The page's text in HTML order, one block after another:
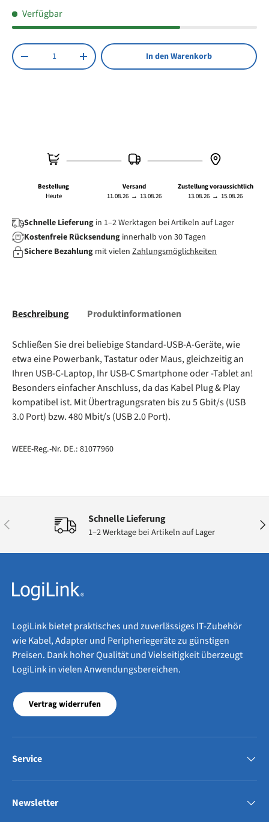
Stromversorgung (USB 2.0)
Flachkabelversion
Verfügbar
Anzahl
Menge verringernMenge erhöhen In den Warenkorb
Bestellung
Heute
Versand
11.08.26 → 13.08.26
Zustellung voraussichtlich
13.08.26 → 15.08.26
Schnelle Lieferung in 1–2 Werktagen bei Artikeln auf Lager
Kostenfreie Rücksendung innerhalb von 30 Tagen
Sichere Bezahlung mit vielen Zahlungsmöglichkeiten
Beschreibung Produktinformationen
Schließen Sie drei beliebige Standard-USB-A-Geräte, wie
etwa eine Powerbank, Tastatur oder Maus, gleichzeitig an
Ihren USB-C-Laptop, Ihr USB-C Smartphone oder -Tablet an!
Besonders einfacher Anschluss, da das Kabel Plug & Play
kompatibel ist. Mit Übertragungsraten bis zu 5 Gbit/s (USB
3.0 Port) bzw. 480 Mbit/s (USB 2.0 Port).
WEEE-Reg.-Nr. DE.: 81077960
Vorherige Schnelle Lieferung
1–2 Werktage bei Artikeln auf Lager
LogiLink bietet praktisches und zuverlässiges IT-Zubehör
wie Kabel, Adapter und Peripheriegeräte zu günstigen
Preisen. Dank hoher Qualität und Vielseitigkeit überzeugt
LogiLink in vielen Anwendungsbereichen.
Vertrag widerrufen
Service
Newsletter